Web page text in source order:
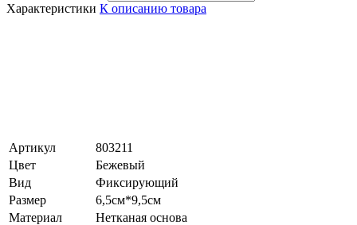
Характеристики К описанию товара
Артикул
803211
Цвет
Бежевый
Вид
Фиксирующий
Размер
6,5см*9,5см
Материал
Нетканая основа